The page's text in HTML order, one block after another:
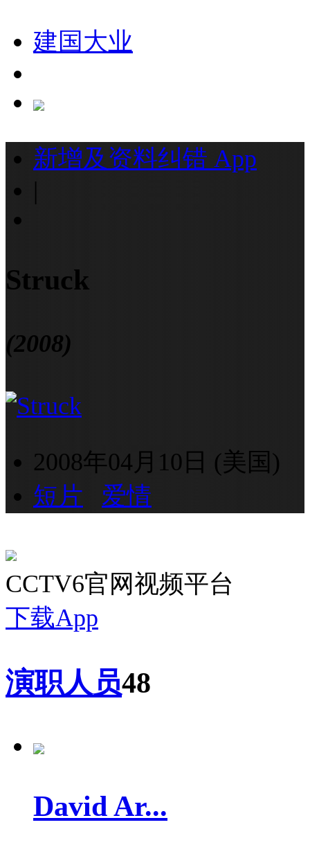
建国大业
新增及资料纠错 App
|
Struck
(2008)
2008年04月10日 (美国)
短片
爱情
CCTV6官网视频平台
下载App
演职人员48
David Ar...